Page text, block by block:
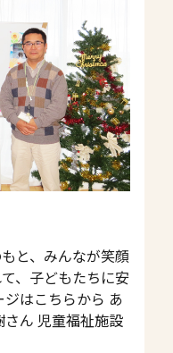
と、みんなが笑顔
、子どもたちに安
はこちらから あ
ん 児童福祉施設